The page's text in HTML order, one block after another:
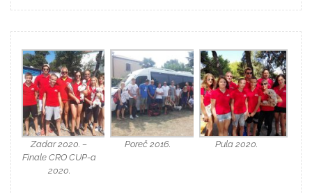
Zadar 2020. –
Finale CRO CUP-a
2020.
Poreč 2016. Pula 2020.